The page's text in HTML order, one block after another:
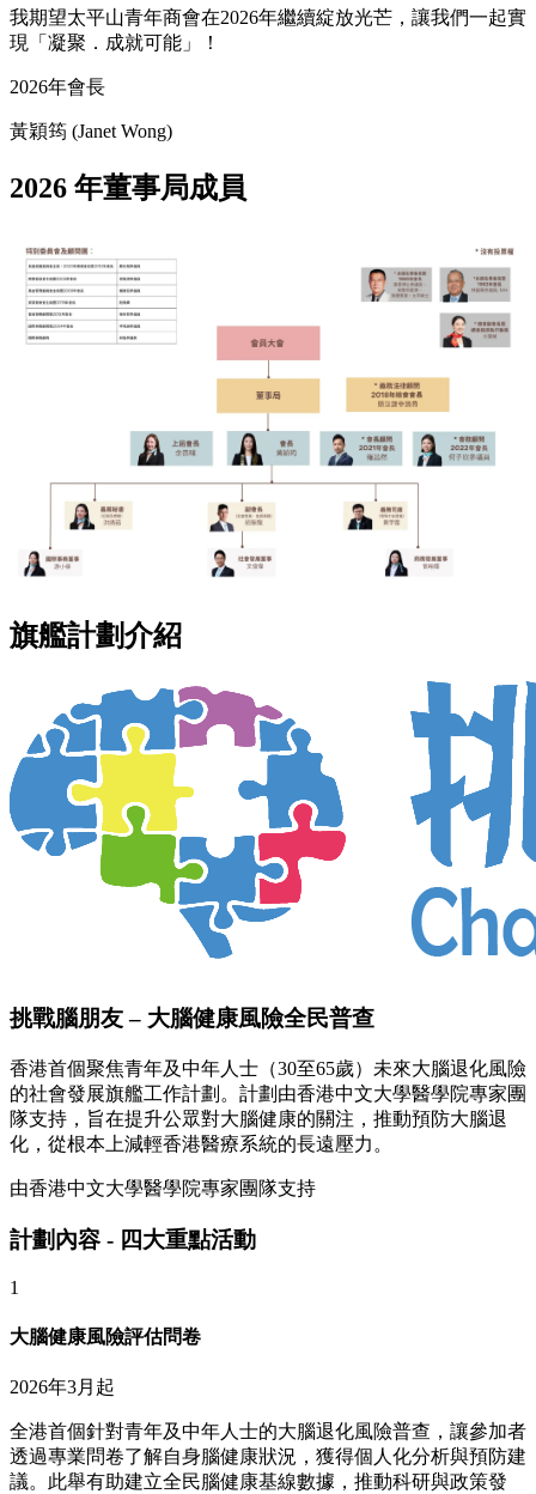
我期望太平山青年商會在2026年繼續綻放光芒，讓我們一起實
現「凝聚．成就可能」！
2026年會長
黃穎筠 (Janet Wong)
2026 年董事局成員
旗艦計劃介紹
挑戰腦朋友 – 大腦健康風險全民普查
香港首個聚焦青年及中年人士（30至65歲）未來大腦退化風險
的社會發展旗艦工作計劃。計劃由香港中文大學醫學院專家團
隊支持，旨在提升公眾對大腦健康的關注，推動預防大腦退
化，從根本上減輕香港醫療系統的長遠壓力。
由香港中文大學醫學院專家團隊支持
計劃內容 - 四大重點活動
1
大腦健康風險評估問卷
2026年3月起
全港首個針對青年及中年人士的大腦退化風險普查，讓參加者
透過專業問卷了解自身腦健康狀況，獲得個人化分析與預防建
議。此舉有助建立全民腦健康基線數據，推動科研與政策發